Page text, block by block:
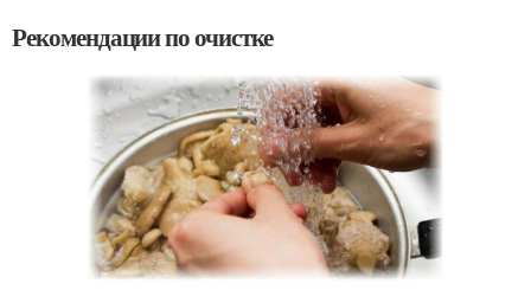
Рекомендации по очистке